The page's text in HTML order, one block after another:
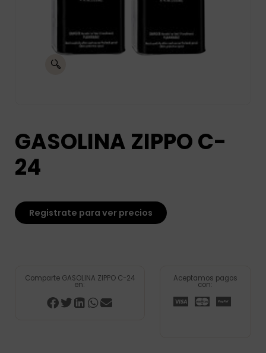
GASOLINA ZIPPO C-
24
Registrate para ver precios
Comparte GASOLINA ZIPPO C-24
en:
Aceptamos pagos
con: